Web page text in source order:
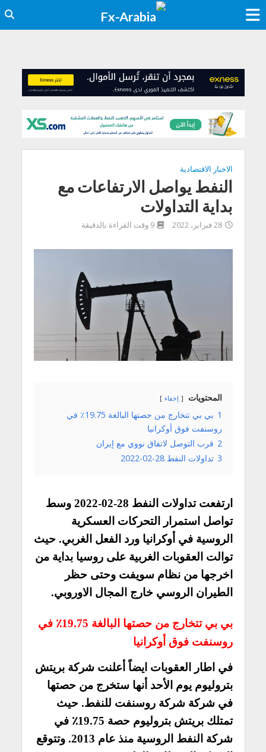
الاخبار الاقتصادية
النفط يواصل الارتفاعات مع
بداية التداولات
28 فبراير، 2022 9 وقت القراءة بالدقيقة
المحتويات إخفاء
1
بي بي تتخارج من حصتها البالغة 19.75٪ في
روسنفت فوق أوكرانيا
2 قرب التوصل لاتفاق نووي مع إيران
3 تداولات النفط 28-02-2022
ارتفعت تداولات النفط 28-02-2022 وسط
تواصل استمرار التحركات العسكرية
الروسية في أوكرانيا ورد الفعل الغربي. حيث
توالت العقوبات الغربية على روسيا بداية من
اخرجها من نظام سويفت وحتى حظر
الطيران الروسي خارج المجال الاوروبي.
بي بي تتخارج من حصتها البالغة 19.75٪ في
روسنفت فوق أوكرانيا
في اطار العقوبات ايضاً أعلنت شركة بريتش
بتروليوم يوم الأحد أنها ستخرج من حصتها
في شركة شركة روسنفت للنفط. حيث
تمتلك بريتش بتروليوم حصة 19.75٪ في
شركة النفط الروسية منذ عام 2013. وتتوقع